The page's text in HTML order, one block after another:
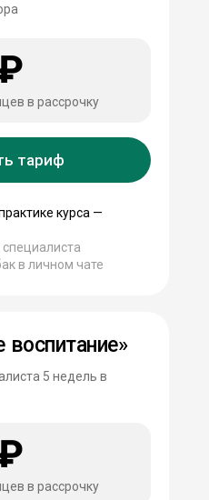
в рассрочку
тариф
курса —
в личном чате
5 недель в
в рассрочку